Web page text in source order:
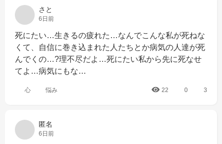
さと
6日前
死にたい…生きるの疲れた…なんでこんな私が死ねな
くて、自信に巻き込まれた人たちとか病気の人達が死
んでくの…?理不尽だよ…死にたい私から先に死なせ
てよ…病気にもな…
心 悩み 22 0 3
匿名
6日前